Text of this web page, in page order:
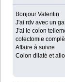
Bonjour Valentin
J'ai rdv avec un
J'ai le colon
colectomie
Affaire à suivre
Colon dilaté et